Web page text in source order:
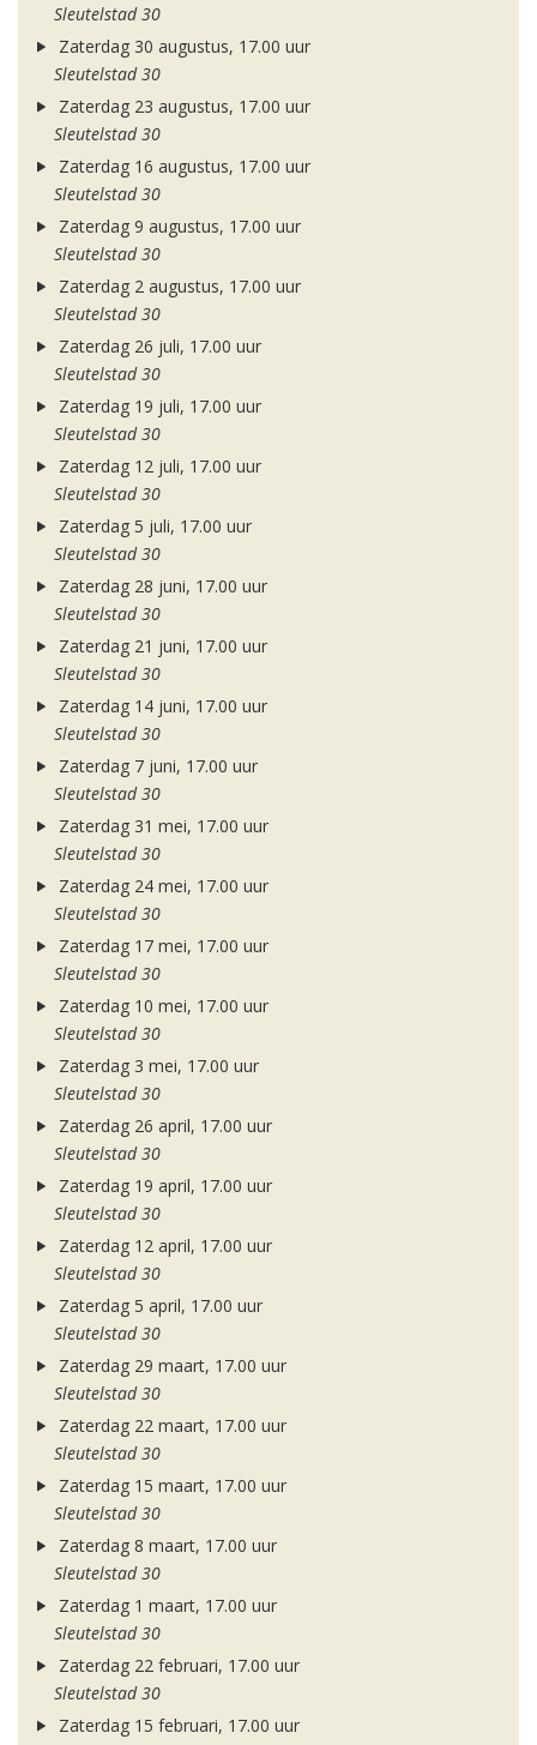
Sleutelstad 30
Zaterdag 30 augustus, 17.00 uur
Sleutelstad 30
Zaterdag 23 augustus, 17.00 uur
Sleutelstad 30
Zaterdag 16 augustus, 17.00 uur
Sleutelstad 30
Zaterdag 9 augustus, 17.00 uur
Sleutelstad 30
Zaterdag 2 augustus, 17.00 uur
Sleutelstad 30
Zaterdag 26 juli, 17.00 uur
Sleutelstad 30
Zaterdag 19 juli, 17.00 uur
Sleutelstad 30
Zaterdag 12 juli, 17.00 uur
Sleutelstad 30
Zaterdag 5 juli, 17.00 uur
Sleutelstad 30
Zaterdag 28 juni, 17.00 uur
Sleutelstad 30
Zaterdag 21 juni, 17.00 uur
Sleutelstad 30
Zaterdag 14 juni, 17.00 uur
Sleutelstad 30
Zaterdag 7 juni, 17.00 uur
Sleutelstad 30
Zaterdag 31 mei, 17.00 uur
Sleutelstad 30
Zaterdag 24 mei, 17.00 uur
Sleutelstad 30
Zaterdag 17 mei, 17.00 uur
Sleutelstad 30
Zaterdag 10 mei, 17.00 uur
Sleutelstad 30
Zaterdag 3 mei, 17.00 uur
Sleutelstad 30
Zaterdag 26 april, 17.00 uur
Sleutelstad 30
Zaterdag 19 april, 17.00 uur
Sleutelstad 30
Zaterdag 12 april, 17.00 uur
Sleutelstad 30
Zaterdag 5 april, 17.00 uur
Sleutelstad 30
Zaterdag 29 maart, 17.00 uur
Sleutelstad 30
Zaterdag 22 maart, 17.00 uur
Sleutelstad 30
Zaterdag 15 maart, 17.00 uur
Sleutelstad 30
Zaterdag 8 maart, 17.00 uur
Sleutelstad 30
Zaterdag 1 maart, 17.00 uur
Sleutelstad 30
Zaterdag 22 februari, 17.00 uur
Sleutelstad 30
Zaterdag 15 februari, 17.00 uur